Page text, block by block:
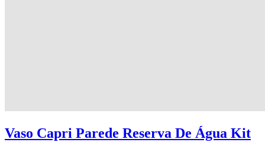
Vaso Capri Parede Reserva De Água Kit